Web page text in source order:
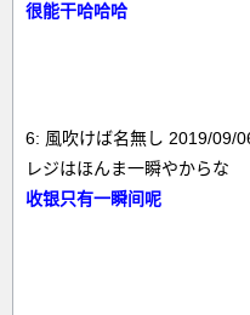
很能干哈哈哈
6: 風吹けば名無し 2019/09/
レジはほんま一瞬やからな
收银只有一瞬间呢